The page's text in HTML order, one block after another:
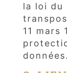
la loi du
11 mars
données.